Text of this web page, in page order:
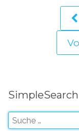
SimpleSearch